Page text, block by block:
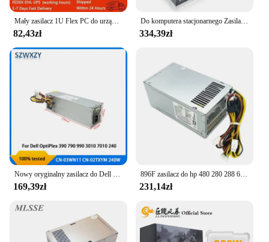
Mały zasilacz 1U Flex PC do urządzeń kasowych NAS POS ATX 350W PSU 180-264V 24Pin do obudowy Mini ITX
82,43zł
Do komputera stacjonarnego Zasilacz pełny modułowy ATX 850W 80Plus Gold 20+4Pin 12V Profesjonalny zasilacz komputerowy do gier wideo e-sportowych
334,39zł
Nowy oryginalny zasilacz do Dell OptiPlex 790 990 3010 7010 9010 SFF 240W 03WN11 3WN11 L240AS-00 H240AS-00 Szybka wysyłka
169,39zł
896F zasilacz do hp 480 280 288 680 800 600 400 G3 G4 4Pin 500W zasilacz PA-5501-2HA
231,14zł